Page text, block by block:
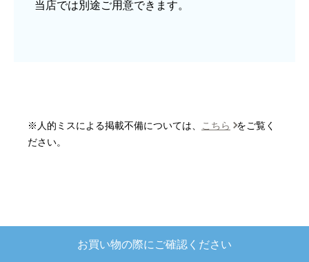
予定の期日までに商品が届きましたか？
当店では別途ご用意できます。
※人的ミスによる掲載不備については、 こちら
をご覧く
ださい。
お買い物の際にご確認ください